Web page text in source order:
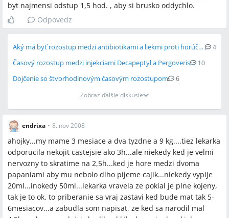
byt najmensi odstup 1,5 hod. , aby si brusko oddychlo.
Odpovedz
Aký má byť rozostup medzi antibiotikami a liekmi proti horúčke? 4
Časový rozostup medzi injekciami Decapeptyl a Pergoveris 10
Dojčenie so štvorhodinovým časovým rozostupom
6
Zobraz ďalšie diskusie
endrixa • 8. nov 2008
ahojky...my mame 3 mesiace a dva tyzdne a 9 kg....tiez lekarka
odporucila nekojit castejsie ako 3h...ale niekedy ked je velmi
nervozny to skratime na 2,5h...ked je hore medzi dvoma
papaniami aby mu nebolo dlho pijeme cajik...niekedy vypije
20ml...inokedy 50ml...lekarka vravela ze pokial je plne kojeny,
tak je to ok. to priberanie sa vraj zastavi ked bude mat tak 5-
6mesiacov...a zabudla som napisat, ze ked sa narodil mal